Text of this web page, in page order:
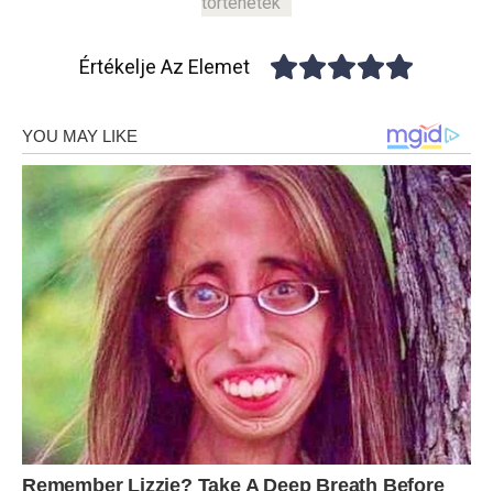
Értékelje Az Elemet